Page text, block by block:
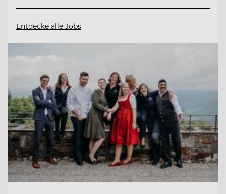
Entdecke alle Jobs